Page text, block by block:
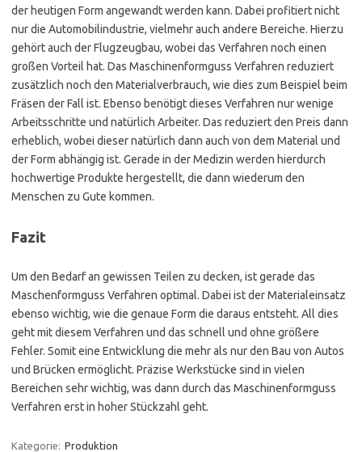
der heutigen Form angewandt werden kann. Dabei profitiert nicht
nur die Automobilindustrie, vielmehr auch andere Bereiche. Hierzu
gehört auch der Flugzeugbau, wobei das Verfahren noch einen
großen Vorteil hat. Das Maschinenformguss Verfahren reduziert
zusätzlich noch den Materialverbrauch, wie dies zum Beispiel beim
Fräsen der Fall ist. Ebenso benötigt dieses Verfahren nur wenige
Arbeitsschritte und natürlich Arbeiter. Das reduziert den Preis dann
erheblich, wobei dieser natürlich dann auch von dem Material und
der Form abhängig ist. Gerade in der Medizin werden hierdurch
hochwertige Produkte hergestellt, die dann wiederum den
Menschen zu Gute kommen.
Fazit
Um den Bedarf an gewissen Teilen zu decken, ist gerade das
Maschenformguss Verfahren optimal. Dabei ist der Materialeinsatz
ebenso wichtig, wie die genaue Form die daraus entsteht. All dies
geht mit diesem Verfahren und das schnell und ohne größere
Fehler. Somit eine Entwicklung die mehr als nur den Bau von Autos
und Brücken ermöglicht. Präzise Werkstücke sind in vielen
Bereichen sehr wichtig, was dann durch das Maschinenformguss
Verfahren erst in hoher Stückzahl geht.
Kategorie: Produktion